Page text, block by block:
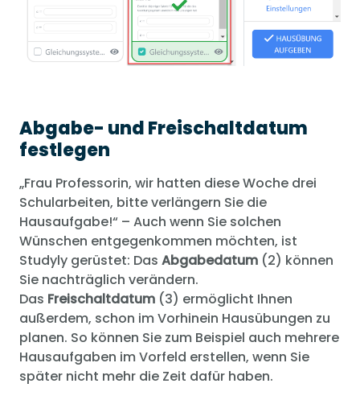
Abgabe- und Freischaltdatum
festlegen
„Frau Professorin, wir hatten diese Woche drei
Schularbeiten, bitte verlängern Sie die
Hausaufgabe!“ – Auch wenn Sie solchen
Wünschen entgegenkommen möchten, ist
Studyly gerüstet: Das Abgabedatum (2) können
Sie nachträglich verändern.
Das Freischaltdatum (3) ermöglicht Ihnen
außerdem, schon im Vorhinein Hausübungen zu
planen. So können Sie zum Beispiel auch mehrere
Hausaufgaben im Vorfeld erstellen, wenn Sie
später nicht mehr die Zeit dafür haben.